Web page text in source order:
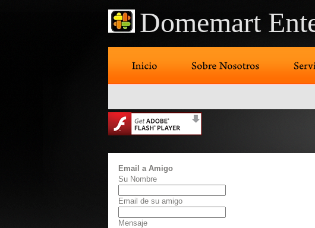
Domemart
Email a Amigo
Su Nombre
Email de su amigo
Mensaje